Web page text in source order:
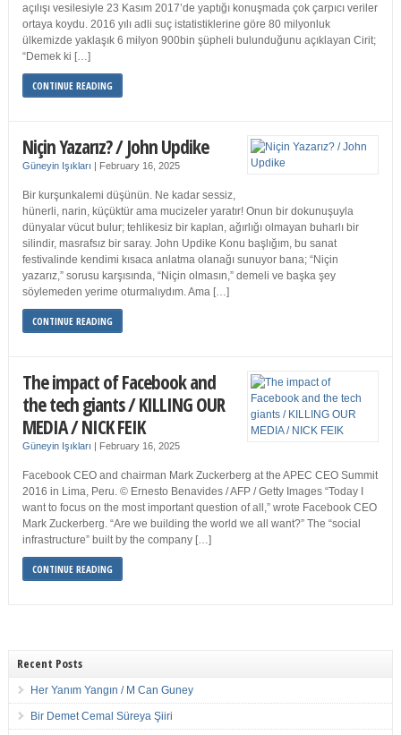
açılışı vesilesiyle 23 Kasım 2017’de yaptığı konuşmada çok çarpıcı veriler
ortaya koydu. 2016 yılı adli suç istatistiklerine göre 80 milyonluk
ülkemizde yaklaşık 6 milyon 900bin şüpheli bulunduğunu açıklayan Cirit;
“Demek ki […]
CONTINUE READING
Niçin Yazarız? / John Updike
Güneyin Işıkları | February 16, 2025
Bir kurşunkalemi düşünün. Ne kadar sessiz,
hünerli, narin, küçüktür ama mucizeler yaratır! Onun bir dokunuşuyla
dünyalar vücut bulur; tehlikesiz bir kaplan, ağırlığı olmayan buharlı bir
silindir, masrafsız bir saray. John Updike Konu başlığım, bu sanat
festivalinde kendimi kısaca anlatma olanağı sunuyor bana; “Niçin
yazarız,” sorusu karşısında, “Niçin olmasın,” demeli ve başka şey
söylemeden yerime oturmalıydım. Ama […]
CONTINUE READING
The impact of Facebook and
the tech giants / KILLING OUR
MEDIA / NICK FEIK
Güneyin Işıkları | February 16, 2025
Facebook CEO and chairman Mark Zuckerberg at the APEC CEO Summit
2016 in Lima, Peru. © Ernesto Benavides / AFP / Getty Images “Today I
want to focus on the most important question of all,” wrote Facebook CEO
Mark Zuckerberg. “Are we building the world we all want?” The “social
infrastructure” built by the company […]
CONTINUE READING
Recent Posts
Her Yanım Yangın / M Can Guney
Bir Demet Cemal Süreya Şiiri